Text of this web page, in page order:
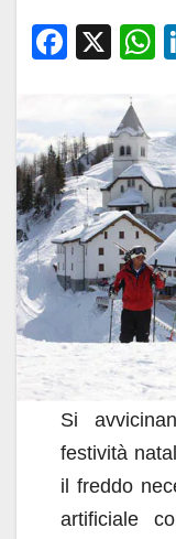
F
e
b
o
o
k
X
s
p
p
Si
festività
il freddo
artificiale